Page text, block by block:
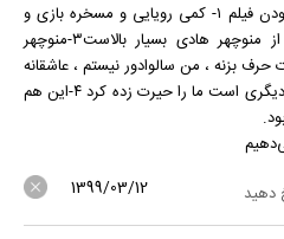
رحمان ۱۴۰۰..فیلم بد بود...علت بد بودن فیلم ۱- کمی رویایی و مسخره بازی و
شوخی های زشتی داشت ۲-توقع از منوچهر هادی بسیار بالاست۳-منوچهر
بزنه ، من سالوادور نیستم ، عاشقانه
، کارگر ساده نیازمندیم ، زندگی جای دیگری است ما را حیرت زده کرد ۴-این هم
دهید 1399/03/12